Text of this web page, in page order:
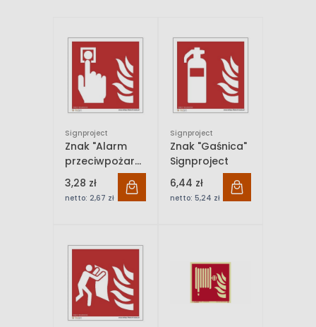
Signproject
Znak "Alarm
przeciwpożarowy/ROP"
Signproject
3,28 zł
netto: 2,67 zł
Signproject
Znak "Gaśnica"
Signproject
6,44 zł
netto: 5,24 zł